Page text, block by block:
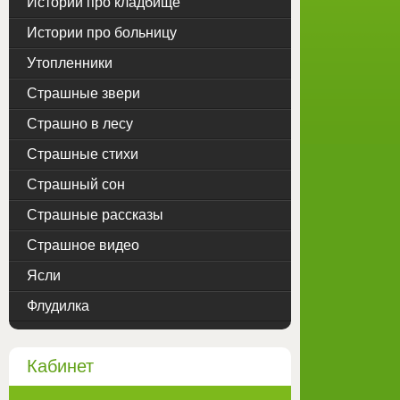
Истории про больницу
Утопленники
Страшные звери
Страшно в лесу
Страшные стихи
Страшный сон
Страшные рассказы
Страшное видео
Ясли
Флудилка
Кабинет